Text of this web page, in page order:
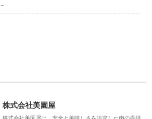
－
株式会社美園屋